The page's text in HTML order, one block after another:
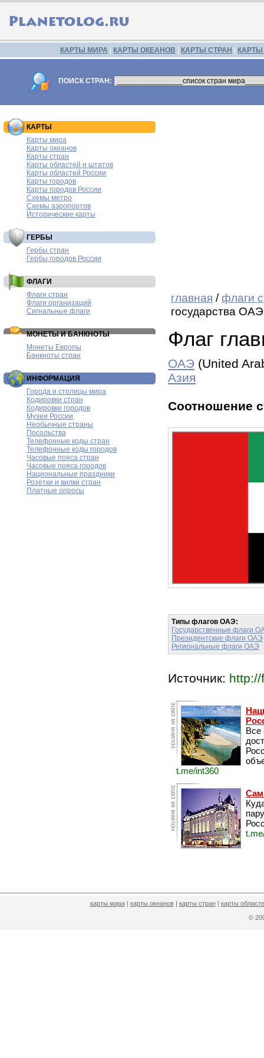
КАРТЫ МИРА КАРТЫ ОКЕАНОВ КАРТЫ СТРАН
ПОИСК СТРАН:
КАРТЫ
Карты мира
Карты океанов
Карты стран
Карты областей и штатов
Карты областей России
Карты городов
Карты городов России
Схемы метро
Схемы аэропортов
Исторические карты
ГЕРБЫ
Гербы стран
Гербы городов России
ФЛАГИ
Флаги стран
Флаги организаций
Сигнальные флаги
МОНЕТЫ И БАНКНОТЫ
Монеты Европы
Банкноты стран
ИНФОРМАЦИЯ
Города и столицы мира
Кодировки стран
Кодировки городов
Музеи России
Необычные страны
Посольства
Телефонные коды стран
Телефонные коды городов
Часовые пояса стран
Часовые пояса городов
Национальные праздники
Розетки и вилки стран
Платные опросы
главная /флаги
государства ОАЭ
Флаг
ОАЭ (United
Азия
Соотношение
Типы флагов ОАЭ:
Государственные флаги
Президентские флаги ОАЭ
Региональные флаги ОАЭ
Источник:
Все
t.me/int360
карты мира| карты океанов| карты стран| карты
©